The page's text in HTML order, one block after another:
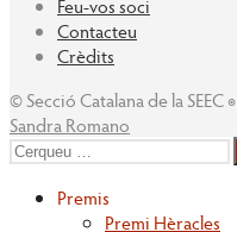
Feu-vos soci
Contacteu
Crèdits
© Secció Catalana de la SEEC ◉
Sandra Romano
Cerqueu
Premis
Premi Hèracles